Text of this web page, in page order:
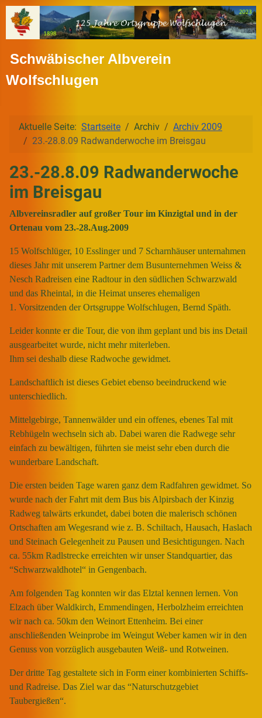
Schwäbischer Albverein
Wolfschlugen
Aktuelle Seite: Startseite Archiv
Archiv 2009
23.-28.8.09 Radwanderwoche im Breisgau
23.-28.8.09 Radwanderwoche
im Breisgau
Albvereinsradler auf großer Tour im Kinzigtal und in der
Ortenau vom 23.-28.Aug.2009
15 Wolfschlüger, 10 Esslinger und 7 Scharnhäuser unternahmen
dieses Jahr mit unserem Partner dem Busunternehmen Weiss &
Nesch Radreisen eine Radtour in den südlichen Schwarzwald
und das Rheintal, in die Heimat unseres ehemaligen
1. Vorsitzenden der Ortsgruppe Wolfschlugen, Bernd Späth.
Leider konnte er die Tour, die von ihm geplant und bis ins Detail
ausgearbeitet wurde, nicht mehr miterleben.
Ihm sei deshalb diese Radwoche gewidmet.
Landschaftlich ist dieses Gebiet ebenso beeindruckend wie
unterschiedlich.
Mittelgebirge, Tannenwälder und ein offenes, ebenes Tal mit
Rebhügeln wechseln sich ab. Dabei waren die Radwege sehr
einfach zu bewältigen, führten sie meist sehr eben durch die
wunderbare Landschaft.
Die ersten beiden Tage waren ganz dem Radfahren gewidmet. So
wurde nach der Fahrt mit dem Bus bis Alpirsbach der Kinzig
Radweg talwärts erkundet, dabei boten die malerisch schönen
Ortschaften am Wegesrand wie z. B. Schiltach, Hausach, Haslach
und Steinach Gelegenheit zu Pausen und Besichtigungen. Nach
ca. 55km Radlstrecke erreichten wir unser Standquartier, das
“Schwarzwaldhotel“ in Gengenbach.
Am folgenden Tag konnten wir das Elztal kennen lernen. Von
Elzach über Waldkirch, Emmendingen, Herbolzheim erreichten
wir nach ca. 50km den Weinort Ettenheim. Bei einer
anschließenden Weinprobe im Weingut Weber kamen wir in den
Genuss von vorzüglich ausgebauten Weiß- und Rotweinen.
Der dritte Tag gestaltete sich in Form einer kombinierten Schiffs-
und Radreise. Das Ziel war das “Naturschutzgebiet
Taubergießen“.